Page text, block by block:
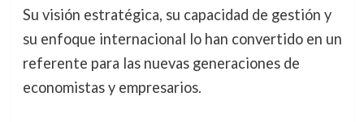
Su visión estratégica, su capacidad de gestión y
su enfoque internacional lo han convertido en un
referente para las nuevas generaciones de
economistas y empresarios.